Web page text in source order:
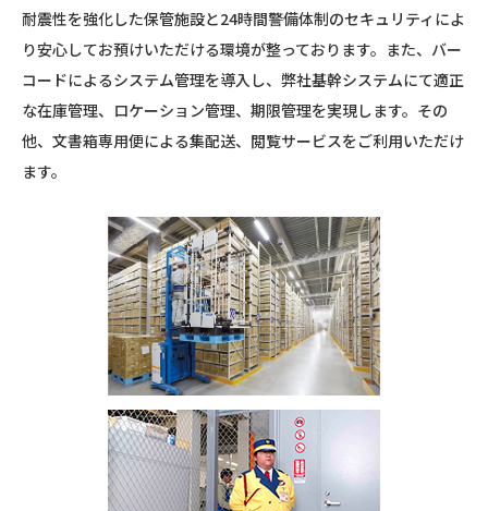
耐震性を強化した保管施設と24時間警備体制のセキュリティによ
り安心してお預けいただける環境が整っております。また、バー
コードによるシステム管理を導入し、弊社基幹システムにて適正
な在庫管理、ロケーション管理、期限管理を実現します。その
他、文書箱専用便による集配送、閲覧サービスをご利用いただけ
ます。